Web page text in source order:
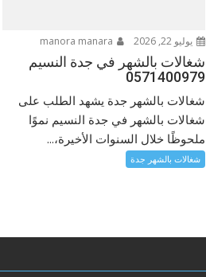
يوليو 22, 2026
شغالات بالشهر في جدة النسيم
0571400979
شغالات بالشهر جدة يشهد الطلب على
شغالات بالشهر في جدة النسيم نموًا
ملحوظًا خلال السنوات الأخيرة،...
شغالات بالشهر جدة